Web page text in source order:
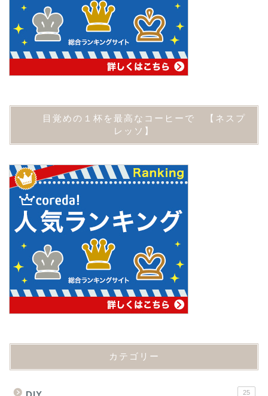
目覚めの１杯を最高なコーヒーで 【ネスプ
レッソ】
カテゴリー
25